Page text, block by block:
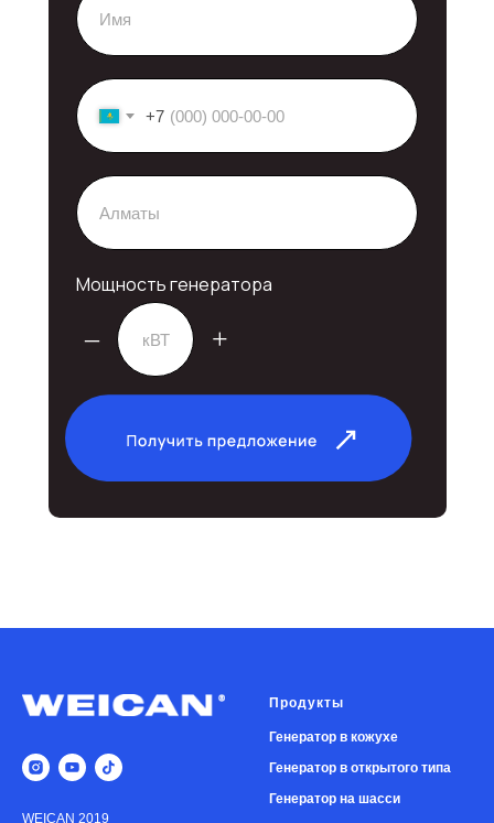
+7
Мощность генератора
– +
SUBMIT
WEICAN 2019
Продукты
Генератор в кожухе
Генератор в открытого типа
Генератор на шасси